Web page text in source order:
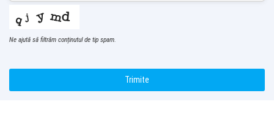
Ne ajută să filtrăm conținutul de tip spam.
Trimite